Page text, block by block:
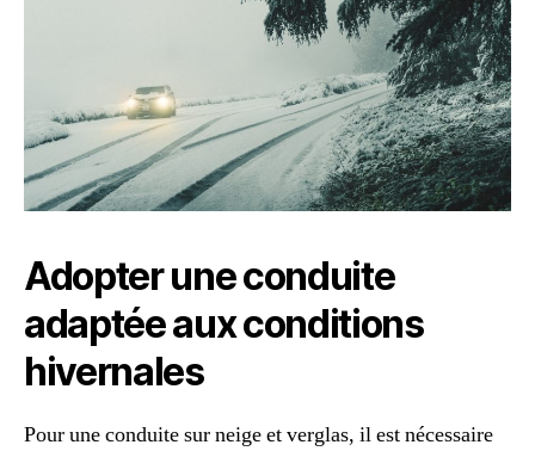
Adopter une conduite
adaptée aux conditions
hivernales
Pour une conduite sur neige et verglas, il est nécessaire